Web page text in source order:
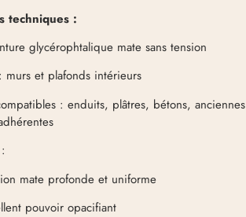
techniques :
glycérophtalique mate sans tension
murs et plafonds intérieurs
: enduits, plâtres, bétons, anciennes
mate profonde et uniforme
pouvoir opacifiant